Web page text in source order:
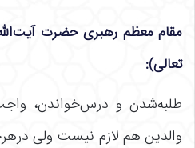
مقام معظم رهبری حضرت
تعالی):
طلبه‌شدن و درس‌خواندن،
والدین هم لازم نیست ولی